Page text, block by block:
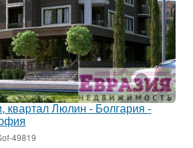
квартал Люлин - Болгария -
49819